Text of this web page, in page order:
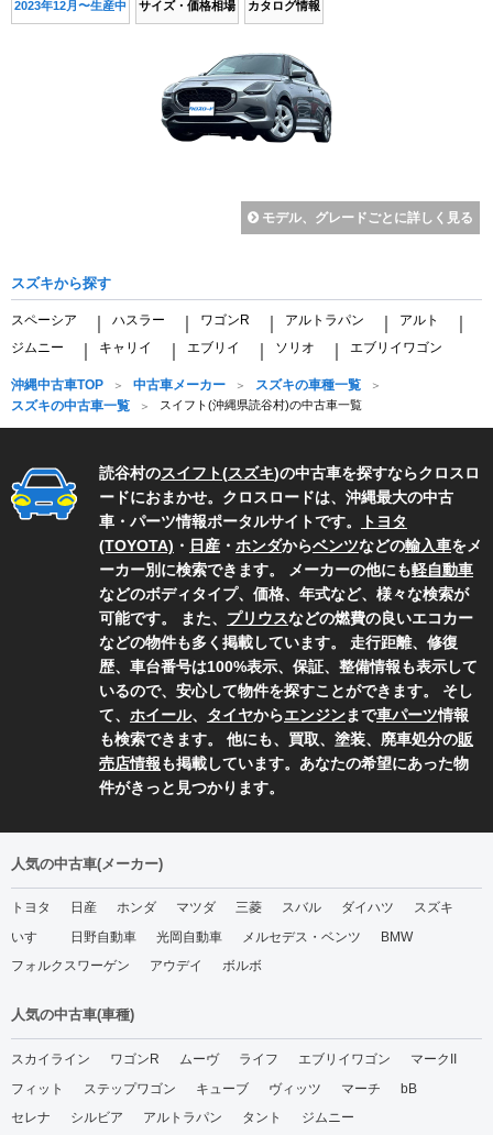
2023年12月〜生産中 サイズ・価格相場 カタログ情報
モデル、グレードごとに詳しく見る
スズキから探す
スペーシア ハスラー ワゴンR アルトラパン アルト
ジムニー キャリイ エブリイ ソリオ エブリイワゴン
沖縄中古車TOP 中古車メーカー
スズキの車種一覧
スズキの中古車一覧
スイフト(沖縄県読谷村)の中古車一覧
読谷村のスイフト(スズキ)の中古車を探すならクロスロ
ードにおまかせ。クロスロードは、沖縄最大の中古
車・パーツ情報ポータルサイトです。
トヨタ
(TOYOTA) ・ 日産 ・ ホンダからベンツなどの輸入車をメ
ーカー別に検索できます。 メーカーの他にも軽自動車
などのボディタイプ、価格、年式など、様々な検索が
可能です。 また、 プリウスなどの燃費の良いエコカー
などの物件も多く掲載しています。 走行距離、修復
歴、車台番号は100%表示、保証、整備情報も表示して
いるので、安心して物件を探すことができます。 そし
て、 ホイール、 タイヤからエンジンまで車パーツ情報
も検索できます。 他にも、買取、塗装、廃車処分の販
売店情報も掲載しています。あなたの希望にあった物
件がきっと見つかります。
人気の中古車(メーカー)
トヨタ 日産 ホンダ マツダ 三菱 スバル ダイハツ
スズキ
いすゞ
日野自動車 光岡自動車 メルセデス・ベンツ
BMW
フォルクスワーゲン
アウデイ ボルボ
人気の中古車(車種)
スカイライン ワゴンR ムーヴ ライフ エブリイワゴン
マークII
フィット
ステップワゴン キューブ ヴィッツ マーチ
bB
セレナ
シルビア アルトラパン タント
ジムニー